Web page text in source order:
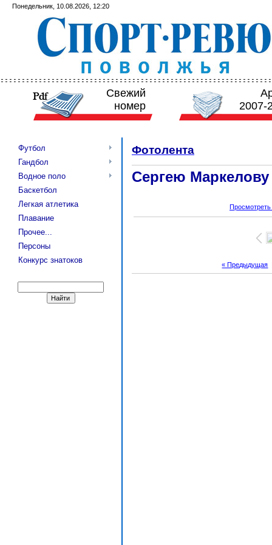
Понедельник, 10.08.2026, 12:20
Свежий
номер
2007-
Футбол
Гандбол
Водное поло
Баскетбол
Легкая атлетика
Плавание
Прочее...
Персоны
Конкурс знатоков
Фотолента
Сергею
« Предыдущая